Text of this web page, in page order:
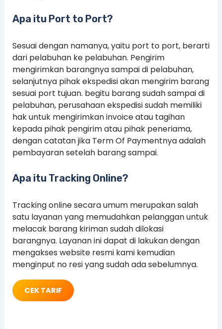
Apa itu Port to Port?
Sesuai dengan namanya, yaitu port to port, berarti
dari pelabuhan ke pelabuhan. Pengirim
mengirimkan barangnya sampai di pelabuhan,
selanjutnya pihak ekspedisi akan mengirim barang
sesuai port tujuan. begitu barang sudah sampai di
pelabuhan, perusahaan ekspedisi sudah memiliki
hak untuk mengirimkan invoice atau tagihan
kepada pihak pengirim atau pihak peneriama,
dengan catatan jika Term Of Paymentnya adalah
pembayaran setelah barang sampai.
Apa itu Tracking Online?
Tracking online secara umum merupakan salah
satu layanan yang memudahkan pelanggan untuk
melacak barang kiriman sudah dilokasi
barangnya. Layanan ini dapat di lakukan dengan
mengakses website resmi kami kemudian
menginput no resi yang sudah ada sebelumnya.
CEK TARIF